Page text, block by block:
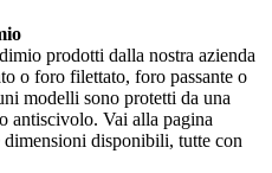
prodotti dalla nostra azienda
o foro filettato, foro passante o
modelli sono protetti da una
antiscivolo. Vai alla pagina
disponibili, tutte con